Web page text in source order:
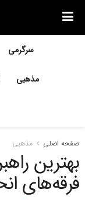
سرگرمی
مذهبی
صفحه اصلی مذهبی
بهترین
فرقه‌های